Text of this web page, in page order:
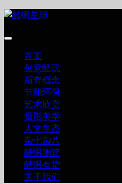
跳
内
首页
创意酷玩
新奇概念
节能环保
艺术欣赏
摄影美学
人文生态
杂七杂八
酷蝌测评
酷蝌有货
关于我们